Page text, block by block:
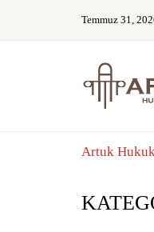
Temmuz 31,
Artuk